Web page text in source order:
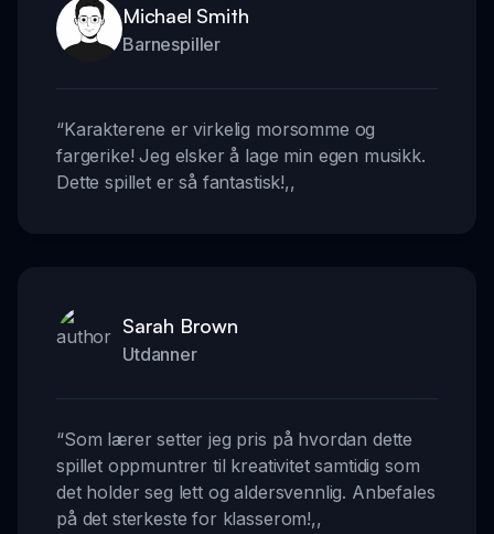
Michael Smith
Barnespiller
“Karakterene er virkelig morsomme og
fargerike! Jeg elsker å lage min egen musikk.
Dette spillet er så fantastisk!,,
Sarah Brown
Utdanner
“Som lærer setter jeg pris på hvordan dette
spillet oppmuntrer til kreativitet samtidig som
det holder seg lett og aldersvennlig. Anbefales
på det sterkeste for klasserom!,,